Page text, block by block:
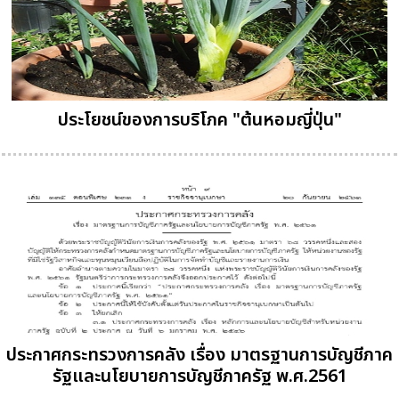
ประโยชน์ของการบริโภค "ต้นหอมญี่ปุ่น"
ประกาศกระทรวงการคลัง เรื่อง มาตรฐานการบัญชีภาค
รัฐและนโยบายการบัญชีภาครัฐ พ.ศ.2561